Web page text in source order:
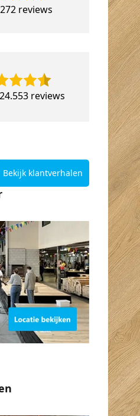
reviews
24.553 reviews
Bekijk klantverhalen